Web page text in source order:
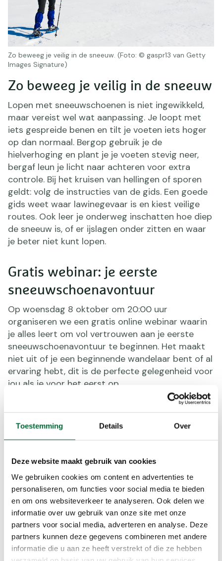
Toestemming Details Over
Deze website maakt gebruik van cookies
We gebruiken cookies om content en advertenties te
personaliseren, om functies voor social media te bieden
en om ons websiteverkeer te analyseren. Ook delen we
informatie over uw gebruik van onze site met onze
partners voor social media, adverteren en analyse. Deze
partners kunnen deze gegevens combineren met andere
informatie die u aan ze heeft verstrekt of die ze hebben
Zo beweeg je veilig in de sneeuw. (Foto: © gaspr13 van Getty
Images Signature)
Zo beweeg je veilig in de sneeuw
Lopen met sneeuwschoenen is niet ingewikkeld,
maar vereist wel wat aanpassing. Je loopt met
iets gespreide benen en tilt je voeten iets hoger
op dan normaal. Bergop gebruik je de
hielverhoging en plant je je voeten stevig neer,
bergaf leun je licht naar achteren voor extra
controle. Bij het kruisen van hellingen of sporen
geldt: volg de instructies van de gids. Een goede
gids weet waar lawinegevaar is en kiest veilige
routes. Ook leer je onderweg inschatten hoe diep
de sneeuw is, of er ijslagen onder zitten en waar
je beter niet kunt lopen.
Gratis webinar: je eerste
sneeuwschoenavontuur
Op woensdag 8 oktober om 20:00 uur
organiseren we een gratis online webinar waarin
je alles leert om vol vertrouwen aan je eerste
sneeuwschoenavontuur te beginnen. Het maakt
niet uit of je een beginnende wandelaar bent of al
ervaring hebt, dit is de perfecte gelegenheid voor
jou als je voor het eerst op
sneeuwschoenwandelvakantie wilt gaan.
📅 Datum: woensdag 8 oktober
📍 Locatie: online
Klaar om van je eerste sneeuwschoenavontuur
een succes te maken? Meld je nu gratis aan en
zet jouw eerste stap naar dit magische
winteravontuur!
Meld je aan!